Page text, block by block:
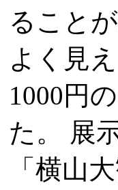
ること
よく見
1000円
た。 展
「横山